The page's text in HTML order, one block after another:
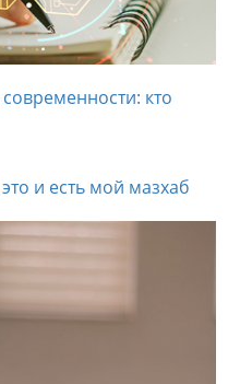
кто
и есть мой мазхаб